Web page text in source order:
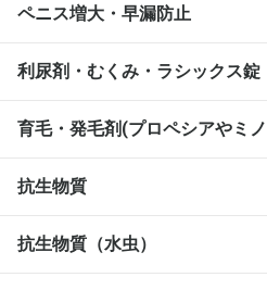
ペニス増大・早漏防止
利尿剤・むくみ・ラシックス錠
育毛・発毛剤(プロペシアやミ
抗生物質
抗生物質（水虫）